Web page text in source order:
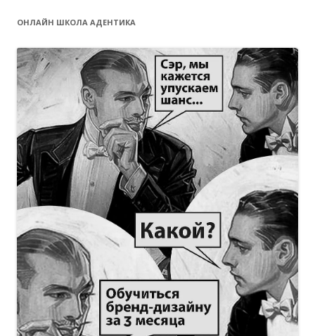
ОНЛАЙН ШКОЛА АДЕНТИКА